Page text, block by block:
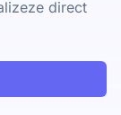
direct